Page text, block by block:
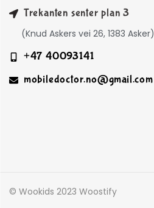
Trekanten senter plan 3
(Knud Askers vei 26, 1383 Asker)
+47 40093141
mobiledoctor.no@gmail.com
© Wookids 2023 Woostify